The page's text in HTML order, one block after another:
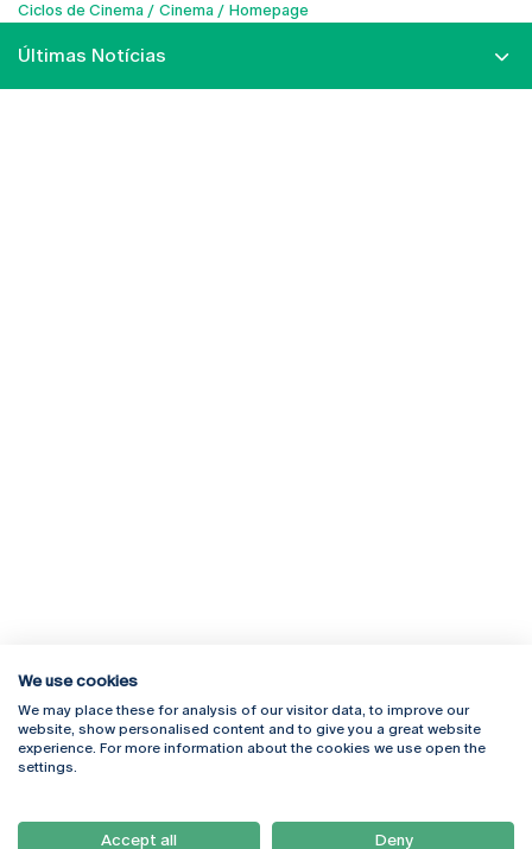
Ciclos de Cinema
Cinema Homepage
Últimas Notícias
Rua Diogo Botelho 1327
4169-005 Porto
+351 226 196 240
Campus Online
Webmail
Como Chegar
We use cookies
We may place these for analysis of our visitor data, to improve our
website, show personalised content and to give you a great website
experience. For more information about the cookies we use open the
settings.
Accept all Deny